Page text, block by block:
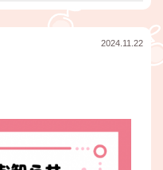
2024.11.22